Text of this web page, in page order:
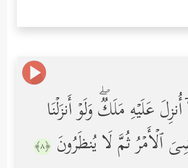
أُنزِلَ عَلَیۡهِ مَلَكࣱۖ وَلَوۡ أَنزَلۡنَا
ٱلۡأَمۡرُ ثُمَّ لَا یُنظَرُونَ ﴿٨﴾